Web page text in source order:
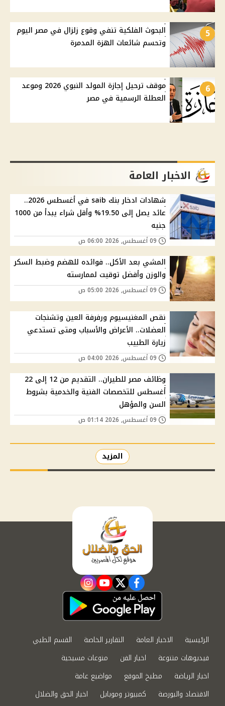
5
البحوث الفلكية تنفي وقوع زلزال في مصر اليوم
وتحسم شائعات الهزة المدمرة
6
موقف ترحيل إجازة المولد النبوي 2026 وموعد
العطلة الرسمية في مصر
الاخبار العامة
شهادات ادخار بنك saib في أغسطس 2026..
عائد يصل إلى 19.50% وأقل شراء يبدأ من 1000
جنيه
المشي بعد الأكل.. فوائده للهضم وضبط السكر
والوزن وأفضل توقيت لممارسته
نقص المغنيسيوم ورفرفة العين وتشنجات
العضلات.. الأعراض والأسباب ومتى تستدعي
زيارة الطبيب
وظائف مصر للطيران.. التقديم من 12 إلى 22
أغسطس للتخصصات الفنية والخدمية بشروط
السن والمؤهل
المزيد
facebook
twitter
youtube
instagram
الرئيسية الاخبار العامة التقارير الخاصة
القسم الطبي
فيديوهات متنوعة
اخبار الفن
منوعات مسيحية
اخبار الرياضة
مطبخ الموقع
مواضيع عامة
الاقتصاد والبورصة
كمبيوتر وموبايل
اخبار الحق والضلال